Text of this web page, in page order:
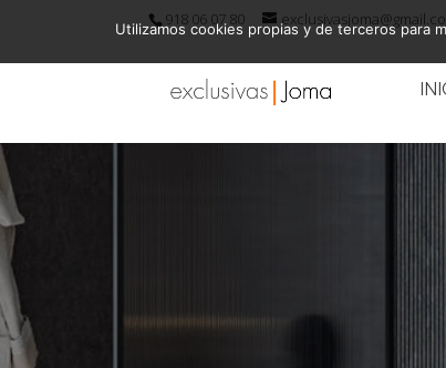
918 06 07 80
Utilizamos cookies propias y de terceros para